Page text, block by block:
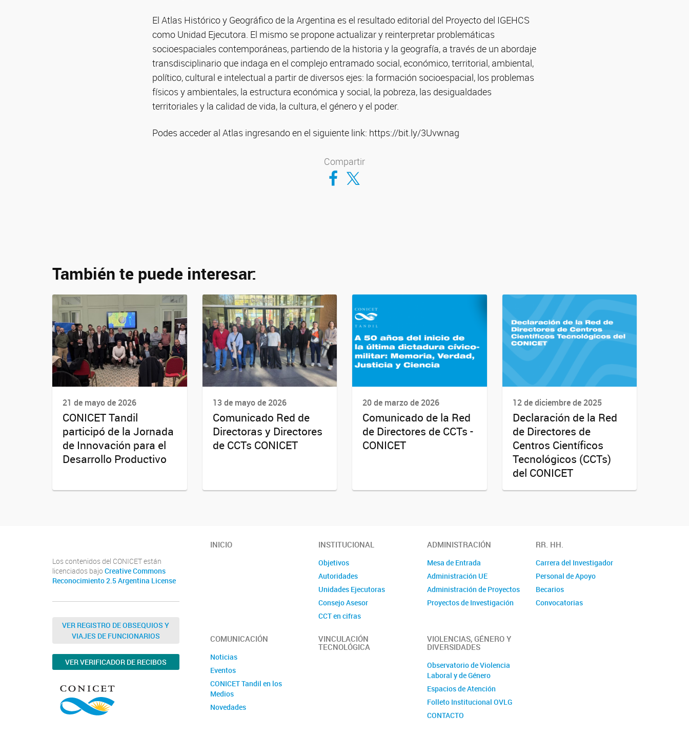
El Atlas Histórico y Geográfico de la Argentina es el resultado editorial del Proyecto del IGEHCS
como Unidad Ejecutora. El mismo se propone actualizar y reinterpretar problemáticas
socioespaciales contemporáneas, partiendo de la historia y la geografía, a través de un abordaje
transdisciplinario que indaga en el complejo entramado social, económico, territorial, ambiental,
político, cultural e intelectual a partir de diversos ejes: la formación socioespacial, los problemas
físicos y ambientales, la estructura económica y social, la pobreza, las desigualdades
territoriales y la calidad de vida, la cultura, el género y el poder.
Podes acceder al Atlas ingresando en el siguiente link: https://bit.ly/3Uvwnag
Compartir
Compartir en Facebook
Compartir en Twitter
También te puede interesar:
21 de mayo de 2026
CONICET Tandil
participó de la Jornada
de Innovación para el
Desarrollo Productivo
13 de mayo de 2026
Comunicado Red de
Directoras y Directores
de CCTs CONICET
20 de marzo de 2026
Comunicado de la Red
de Directores de CCTs -
CONICET
12 de diciembre de 2025
Declaración de la Red
de Directores de
Centros Científicos
Tecnológicos (CCTs)
del CONICET
Los contenidos del CONICET están
licenciados bajo Creative Commons
Reconocimiento 2.5 Argentina License
VER REGISTRO DE OBSEQUIOS Y
VIAJES DE FUNCIONARIOS
VER VERIFICADOR DE RECIBOS
INICIO INSTITUCIONAL
Objetivos
Autoridades
Unidades Ejecutoras
Consejo Asesor
CCT en cifras
Contacto
ADMINISTRACIÓN
Mesa de Entrada
Administración UE
Administración de Proyectos
Proyectos de Investigación
RR. HH.
Carrera del Investigador
Personal de Apoyo
Becarios
Convocatorias
COMUNICACIÓN
Noticias
Eventos
CONICET Tandil en los
Medios
Novedades
VINCULACIÓN
TECNOLÓGICA
VIOLENCIAS, GÉNERO Y
DIVERSIDADES
Observatorio de Violencia
Laboral y de Género
Espacios de Atención
Folleto Institucional OVLG
CONTACTO